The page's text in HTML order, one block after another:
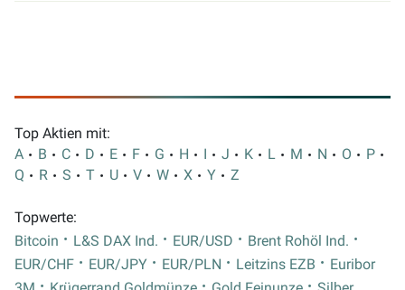
Top Aktien mit:
A
B C D E F G H I J K L M N O
P
Q
R S T U V W X Y Z
Topwerte:
Bitcoin
L&S DAX Ind. EUR/USD
Brent Rohöl Ind.
EUR/CHF
EUR/JPY EUR/PLN Leitzins EZB
Euribor